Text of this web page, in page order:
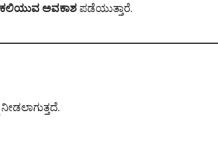
ಕಲಿಯುವ ಅವಕಾಶಪಡೆಯುತ್ತಾರೆ.